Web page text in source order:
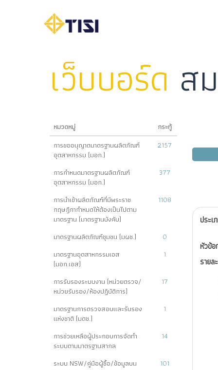
เว็บบอร์ด ส
หมวดหมู่
กระทู้
การขออนุญาตมาตรฐานผลิตภัณฑ์
อุตสาหกรรม (มอก.)
2157
การกำหนดมาตรฐานผลิตภัณฑ์
อุตสาหกรรม (มอก.)
377
การนำเข้าผลิตภัณฑ์ที่มีพระราช
กฤษฎีกากำหนดให้ต้องเป็นไปตาม
มาตรฐาน (มาตรฐานบังคับ)
1108
มาตรฐานผลิตภัณฑ์ชุมชน (มผช.)
0
มาตรฐานอุตสาหกรรมเอส
(มอก.เอส)
1
การรับรองระบบงาน (หน่วยตรวจ/
หน่วยรับรอง/ห้องปฏิบัติการ)
17
มาตรฐานการตรวจสอบและรับรอง
แห่งชาติ (มตช.)
1
การช่วยเหลือผู้ประกอบการจัดทำ
ระบบตามมาตรฐานสากล
14
ระบบ NSW/คู่มือผู้ซื้อ/ข้อมูลบน
101
ประเ
หัวข้
รายล